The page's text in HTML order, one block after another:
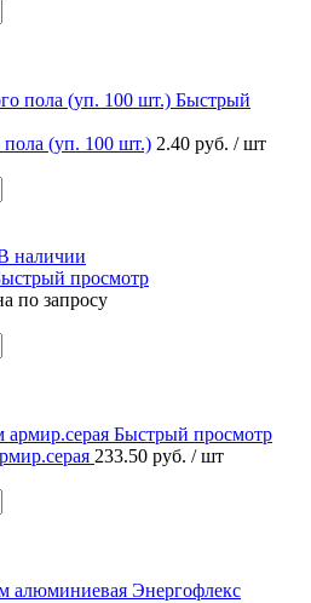
Быстрый
пола (уп. 100 шт.) 2.40 руб. / шт
наличии
просмотр
по запросу
Быстрый просмотр
233.50 руб. / шт